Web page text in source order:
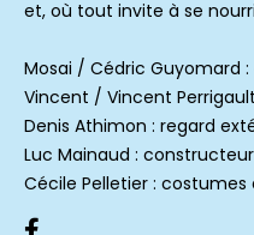
et, où tout invite à se
Mosai / Cédric Guyomard
Vincent / Vincent
Denis Athimon : regard
Luc Mainaud :
Cécile Pelletier :